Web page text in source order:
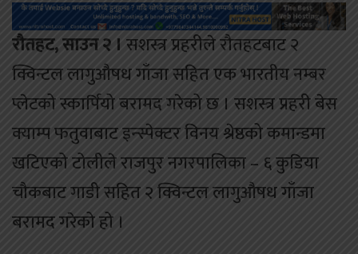
रौतहट, साउन २ । सशस्त्र प्रहरीले रौतहटबाट २
क्विन्टल लागुऔषध गाँजा सहित एक भारतीय नम्बर
प्लेटको स्कार्पियो बरामद गरेको छ । सशस्त्र प्रहरी बेस
क्याम्प फतुवाबाट इन्स्पेक्टर विनय श्रेष्ठको कमान्डमा
खटिएको टोलीले राजपुर नगरपालिका – ६ कुडिया
चौकबाट गाडी सहित २ क्विन्टल लागुऔषध गाँजा
बरामद गरेको हो ।